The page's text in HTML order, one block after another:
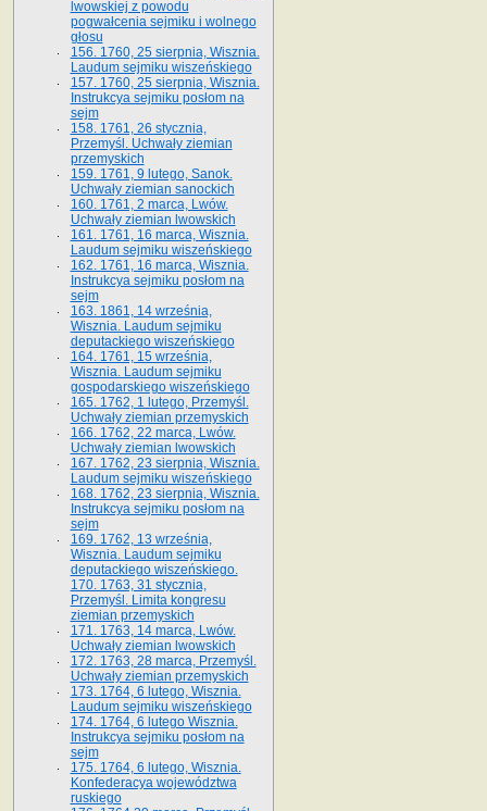
lwowskiej z po­wodu
pogwałcenia sejmiku i wolnego
głosu
156. 1760, 25 sierpnia, Wisznia.
Laudum sejmiku wiszeńskiego
157. 1760, 25 sierpnia, Wisznia.
Instrukcya sejmiku posłom na
sejm
158. 1761, 26 stycznia,
Przemyśl. Uchwały ziemian
przemyskich
159. 1761, 9 lutego, Sanok.
Uchwały ziemian sanockich
160. 1761, 2 marca, Lwów.
Uchwały ziemian lwowskich
161. 1761, 16 marca, Wisznia.
Laudum sejmiku wiszeńskiego
162. 1761, 16 marca, Wisznia.
Instrukcya sejmiku posłom na
sejm
163. 1861, 14 września,
Wisznia. Laudum sejmiku
deputackiego wiszeńskiego
164. 1761, 15 września,
Wisznia. Laudum sejmiku
gospodarskiego wiszeńskiego
165. 1762, 1 lutego, Przemyśl.
Uchwały ziemian przemyskich
166. 1762, 22 marca, Lwów.
Uchwały ziemian lwowskich
167. 1762, 23 sierpnia, Wisznia.
Laudum sejmiku wiszeńskiego
168. 1762, 23 sierpnia, Wisznia.
Instrukcya sejmiku posłom na
sejm
169. 1762, 13 września,
Wisznia. Laudum sejmiku
deputackiego wiszeńskiego.
170. 1763, 31 stycznia,
Przemyśl. Limita kongresu
ziemian przemyskich
171. 1763, 14 marca, Lwów.
Uchwały ziemian lwowskich
172. 1763, 28 marca, Przemyśl.
Uchwały ziemian przemyskich
173. 1764, 6 lutego, Wisznia.
Laudum sejmiku wiszeńskiego
174. 1764, 6 lutego Wisznia.
Instrukcya sejmiku posłom na
sejm
175. 1764, 6 lutego, Wisznia.
Konfederacya województwa
ruskiego